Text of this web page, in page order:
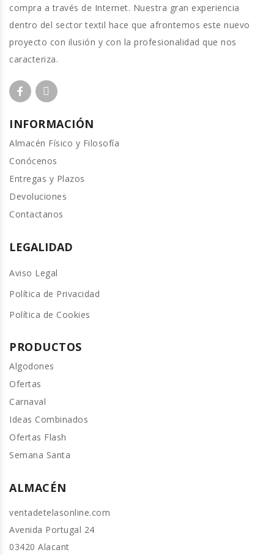
compra a través de Internet. Nuestra gran experiencia
dentro del sector textil hace que afrontemos este nuevo
proyecto con ilusión y con la profesionalidad que nos
caracteriza.
INFORMACIÓN
Almacén Físico y Filosofía
Conócenos
Entregas y Plazos
Devoluciones
Contactanos
LEGALIDAD
Aviso Legal
Política de Privacidad
Política de Cookies
PRODUCTOS
Algodones
Ofertas
Carnaval
Ideas Combinados
Ofertas Flash
Semana Santa
ALMACÉN
ventadetelasonline.com
Avenida Portugal 24
03420 Alacant